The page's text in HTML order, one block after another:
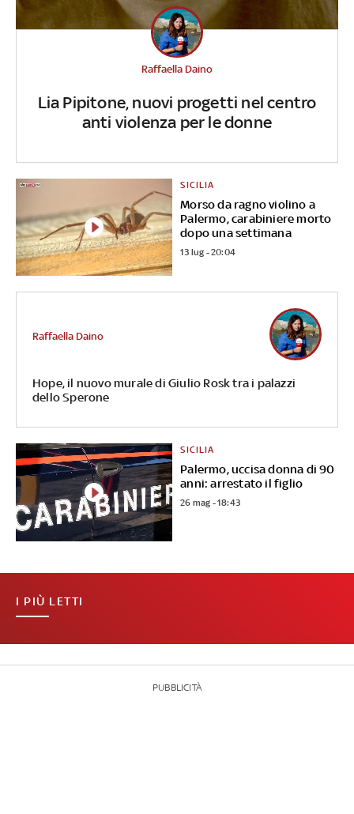
Lia Pipitone, nuovi progetti nel centro
anti violenza per le donne
Raffaella Daino
Morso da ragno violino a
Palermo, carabiniere morto
dopo una settimana
SICILIA
13 lug - 20:04
Hope, il nuovo murale di Giulio Rosk tra i palazzi
dello Sperone
Raffaella Daino
Palermo, uccisa donna di 90
anni: arrestato il figlio
SICILIA
26 mag - 18:43
I PIÙ LETTI
PUBBLICITÀ